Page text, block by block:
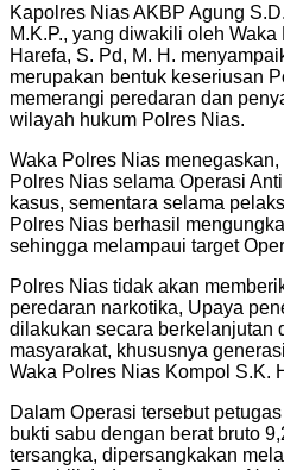
Kapolres Nias AKBP Agung
M.K.P., yang diwakili oleh
Harefa, S. Pd, M. H.
merupakan bentuk keseriusan
memerangi peredaran dan
wilayah hukum Polres Nias.
Waka Polres Nias
Polres Nias selama Operasi
kasus, sementara selama
Polres Nias berhasil
sehingga melampaui target
Polres Nias tidak akan
peredaran narkotika, Upaya
dilakukan secara berkelanjutan
masyarakat, khususnya
Waka Polres Nias Kompol S.K.
Dalam Operasi tersebut
bukti sabu dengan berat bruto
tersangka, dipersangkakan